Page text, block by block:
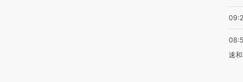
速